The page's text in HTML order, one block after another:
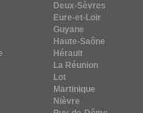
Deux-Sèvres
Eure-et-Loir
Guyane
Haute-Saône
Hérault
La Réunion
Lot
Martinique
Nièvre